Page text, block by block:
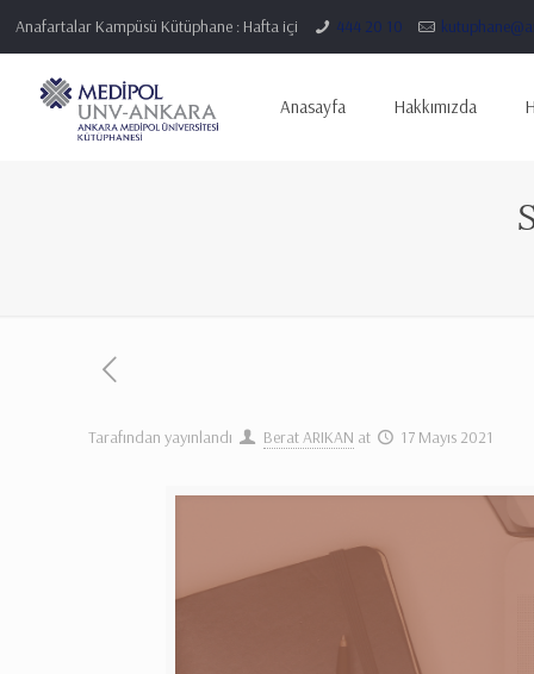
Anafartalar Kampüsü Kütüphane : Hafta içi 444 20 10
Anasayfa Hakkımızda
Tarafından yayınlandı Berat ARIKAN at 17 Mayıs 2021